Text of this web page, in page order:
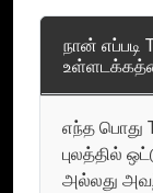
நான் எப்படி
எந்த பொது
புலத்தில்
அல்லது